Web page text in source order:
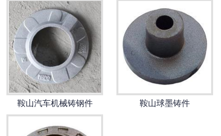
鞍山自润滑铜合金轴瓦
鞍山铜合金衬板、滑板
鞍山工程塑料
鞍山汽车球墨铸件
鞍山汽车机械铸钢件 鞍山球墨铸件